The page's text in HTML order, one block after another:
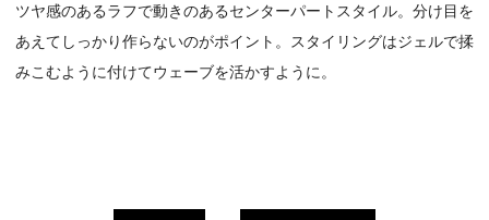
ツヤ感のあるラフで動きのあるセンターパートスタイル。分け目を
あえてしっかり作らないのがポイント。スタイリングはジェルで揉
みこむように付けてウェーブを活かすように。